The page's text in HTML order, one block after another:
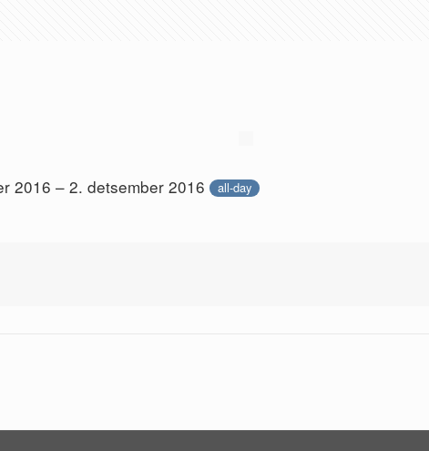
2016 – 2. detsember 2016 all-day